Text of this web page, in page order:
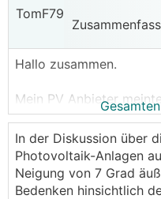
TomF79
Hallo zusammen.
Mein PV Anbieter
die PV Anlage auf
auch mit einem
montieren zu können
Kennt das jemand von
In der Diskussion über
Photovoltaik-Anlagen
Neigung von 7 Grad
Bedenken hinsichtlich